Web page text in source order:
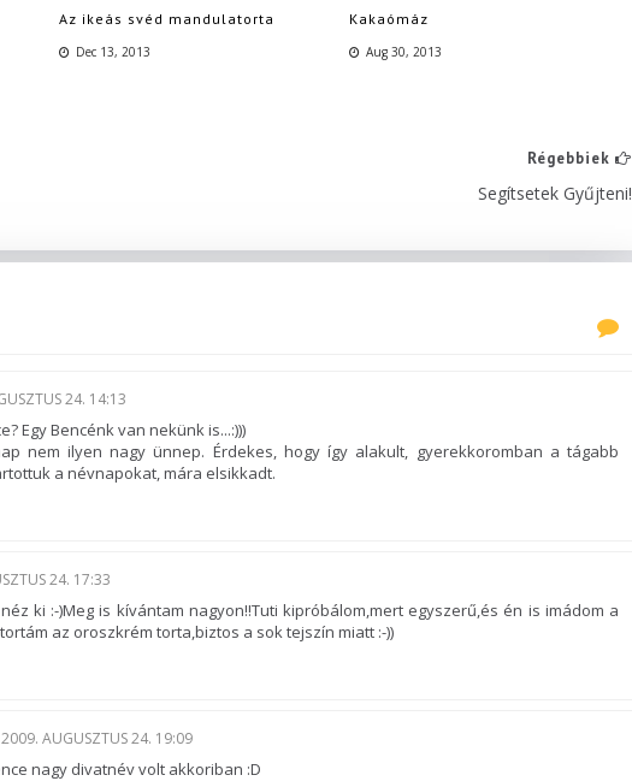
Az ikeás svéd mandulatorta
Dec 13, 2013
Kakaómáz
Aug 30, 2013
Régebbiek
Segítsetek Gyűjteni!
24. 14:13
Egy Bencénk van nekünk is...:)))
nem ilyen nagy ünnep. Érdekes, hogy így alakult, gyerekkoromban a tágabb
a névnapokat, mára elsikkadt.
24. 17:33
ki :-)Meg is kívántam nagyon!!Tuti kipróbálom,mert egyszerű,és én is imádom a
az oroszkrém torta,biztos a sok tejszín miatt :-))
2009. AUGUSZTUS 24. 19:09
nagy divatnév volt akkoriban :D